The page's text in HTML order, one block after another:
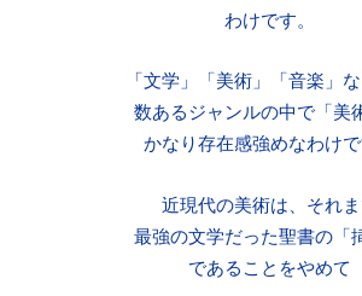
わけです。
「文学」「美術」「音楽」
数あるジャンルの中で「美
かなり存在感強めなわけで
近現代の美術は、それ
最強の文学だった聖書の「
であることをやめて